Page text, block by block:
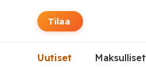
Tilaa
Uutiset Maksulliset